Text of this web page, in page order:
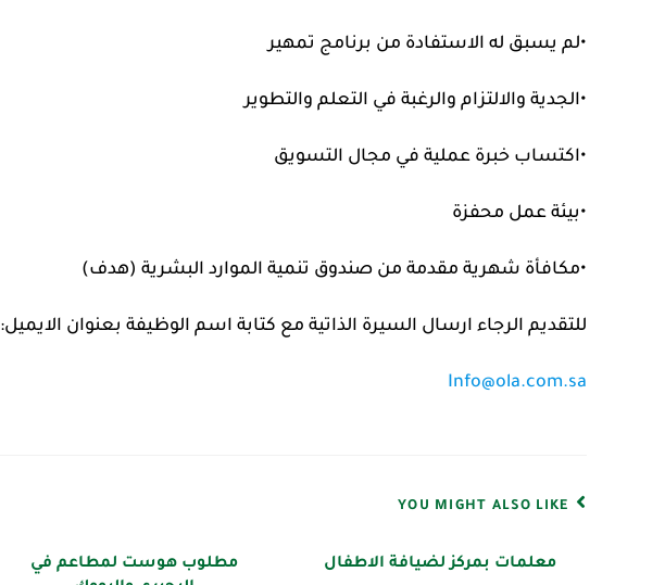
•لم يسبق له الاستفادة من برنامج تمهير
•الجدية والالتزام والرغبة في التعلم والتطوير
•اكتساب خبرة عملية في مجال التسويق
•بيئة عمل محفزة
•مكافأة شهرية مقدمة من صندوق تنمية الموارد البشرية (هدف)
للتقديم الرجاء ارسال السيرة الذاتية مع كتابة اسم الوظيفة بعنوان الايميل:
Info@ola.com.sa
YOU MIGHT ALSO LIKE
مطلوب هوست لمطاعم في
معلمات بمركز لضيافة الاطفال